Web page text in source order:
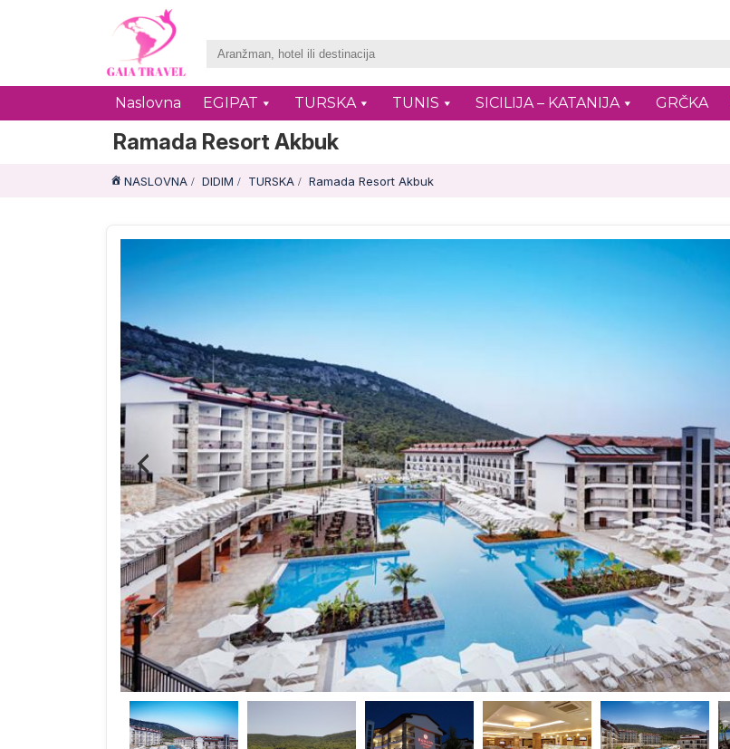
Naslovna EGIPAT TURSKA TUNIS SICILIJA – KATANIJA GRČKA
Ramada Resort Akbuk
NASLOVNA DIDIM TURSKA Ramada Resort Akbuk